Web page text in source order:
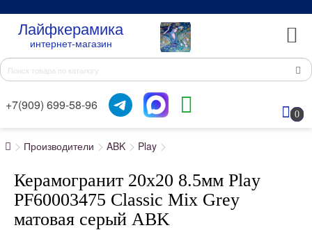
Лайфкерамика
интернет-магазин
+7(909) 699-58-96
0
Производители ABK Play
Керамогранит 20x20 8.5мм Play
PF60003475 Classic Mix Grey
матовая серый ABK